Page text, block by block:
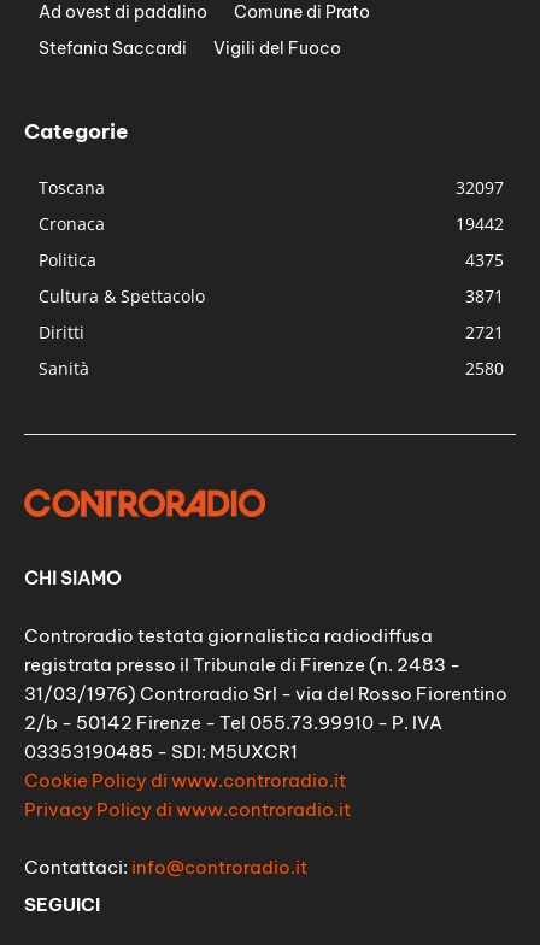
Ad ovest di padalino
Comune di Prato
Stefania Saccardi
Vigili del Fuoco
Categorie
Toscana
32097
Cronaca
19442
Politica
4375
Cultura & Spettacolo
3871
Diritti
2721
Sanità
2580
CHI SIAMO
Controradio testata giornalistica radiodiffusa
registrata presso il Tribunale di Firenze (n. 2483 -
31/03/1976) Controradio Srl - via del Rosso Fiorentino
2/b - 50142 Firenze - Tel 055.73.99910 - P. IVA
03353190485 - SDI: M5UXCR1
Cookie Policy di www.controradio.it
Privacy Policy di www.controradio.it
Contattaci: info@controradio.it
SEGUICI